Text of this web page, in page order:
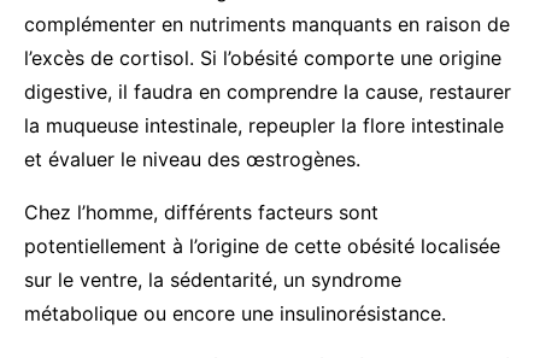
complémenter en nutriments manquants en raison de
l’excès de cortisol. Si l’obésité comporte une origine
digestive, il faudra en comprendre la cause, restaurer
la muqueuse intestinale, repeupler la flore intestinale
et évaluer le niveau des œstrogènes.
Chez l’homme, différents facteurs sont
potentiellement à l’origine de cette obésité localisée
sur le ventre, la sédentarité, un syndrome
métabolique ou encore une insulinorésistance.